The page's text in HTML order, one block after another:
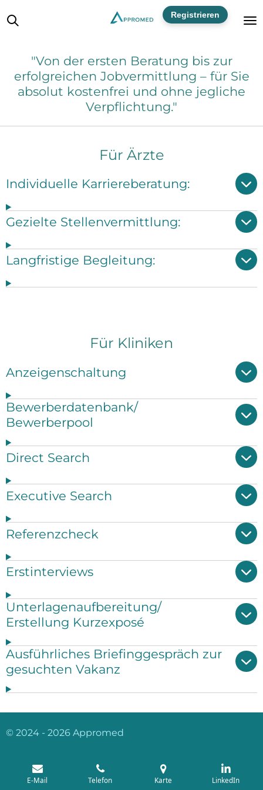
Zum
Hauptinhalt
"Von der ersten Beratung bis zur
erfolgreichen Jobvermittlung – für Sie
absolut kostenfrei und ohne jegliche
Verpflichtung."
Für Ärzte
Individuelle Karriereberatung:
Gezielte Stellenvermittlung:
Langfristige Begleitung:
Für Kliniken
Anzeigenschaltung
Bewerberdatenbank/
Bewerberpool
Direct Search
Executive Search
Referenzcheck
Erstinterviews
Unterlagenaufbereitung/
Erstellung Kurzexposé
Ausführliches Briefinggespräch zur
gesuchten Vakanz
© 2024 - 2026 Appromed
E-Mail Telefon Karte LinkedIn
Registrieren